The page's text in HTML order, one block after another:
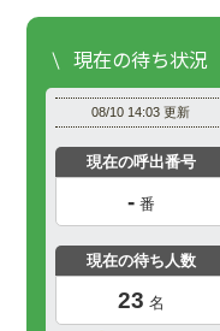
現在の待ち状況